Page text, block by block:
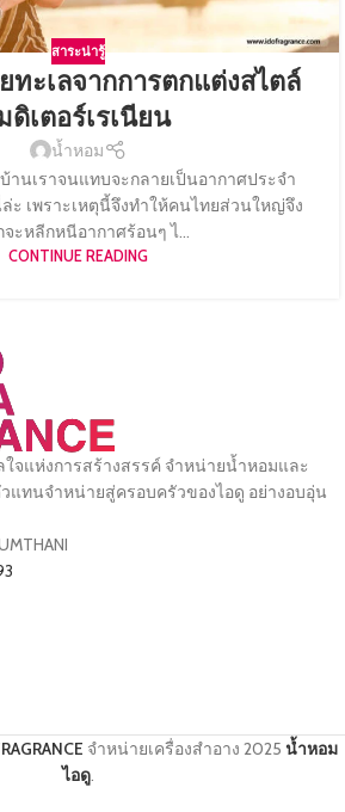
สาระน่ารู้
ทะเลจากการตกแต่งสไตล์
ดิเตอร์เรเนียน
น้ำหอม
านเราจนแทบจะกลายเป็นอากาศประจำ
ะ เพราะเหตุนี้จึงทำให้คนไทยส่วนใหญ่จึง
จะหลีกหนีอากาศร้อนๆ ไ...
CONTINUE READING
จแห่งการสร้างสรรค์ จำหน่ายน้ำหอมและ
แทนจำหน่ายสู่ครอบครัวของไอดู อย่างอบอุ่น
จำหน่ายเครื่องสำอาง 2025 น้ำหอม
ไอดู.